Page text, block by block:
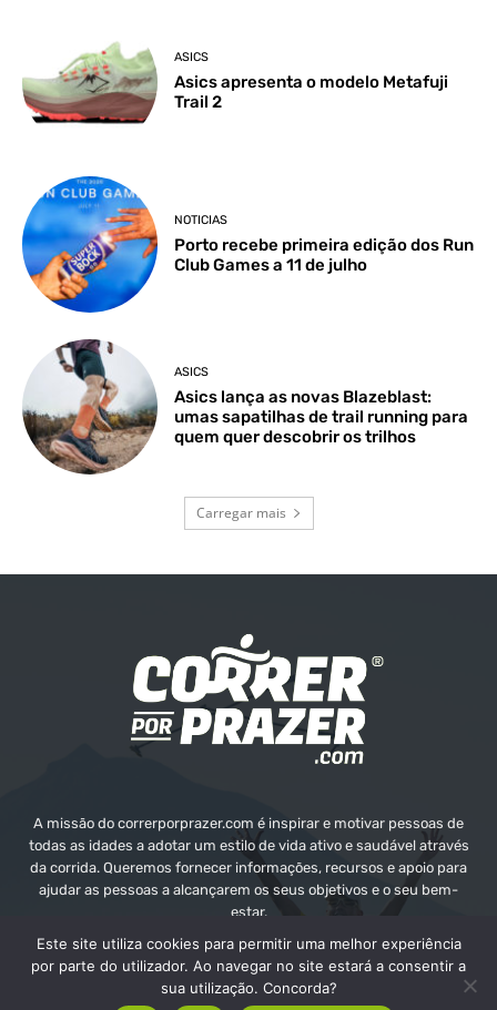
ASICS
Asics apresenta o modelo Metafuji
Trail 2
NOTICIAS
Porto recebe primeira edição dos Run
Club Games a 11 de julho
ASICS
Asics lança as novas Blazeblast:
umas sapatilhas de trail running para
quem quer descobrir os trilhos
Carregar mais
A missão do correrporprazer.com é inspirar e motivar pessoas de
todas as idades a adotar um estilo de vida ativo e saudável através
da corrida. Queremos fornecer informações, recursos e apoio para
ajudar as pessoas a alcançarem os seus objetivos e o seu bem-
estar.
Contate-nos:info@correrporprazer.com
Este site utiliza cookies para permitir uma melhor experiência
por parte do utilizador. Ao navegar no site estará a consentir a
sua utilização. Concorda?